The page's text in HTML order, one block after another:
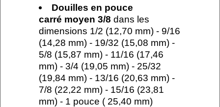
Douilles en pouce
carré moyen 3/8 dans les
dimensions 1/2 (12,70 mm) - 9/16
(14,28 mm) - 19/32 (15,08 mm) -
5/8 (15,87 mm) - 11/16 (17,46
mm) - 3/4 (19,05 mm) - 25/32
(19,84 mm) - 13/16 (20,63 mm) -
7/8 (22,22 mm) - 15/16 (23,81
mm) - 1 pouce ( 25,40 mm)